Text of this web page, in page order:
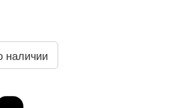
наличии